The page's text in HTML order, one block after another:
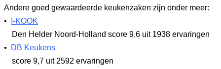
Andere goed gewaardeerde keukenzaken zijn onder meer:
•
I-KOOK
Den Helder Noord-Holland score 9,6 uit 1938 ervaringen
•
DB Keukens
score 9,7 uit 2592 ervaringen